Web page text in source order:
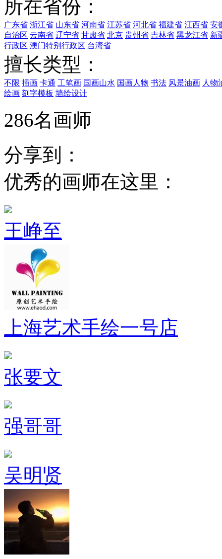
所在省份：
广东省 浙江省 山东省 河南省 江苏省 河北省 福建省 江西省 安
自治区 云南省 辽宁省 甘肃省 北京 贵州省 吉林省 黑龙江省 新
行政区 澳门特别行政区 台湾省
擅长类型：
不限 插画 卡通 工笔画 国画山水 国画人物 书法 风景油画 人物
绘画 刻字模板 墙绘设计
286名画师
分享到：
优秀的画师在这里：
王峥至
上海艺术手绘一号店
张要文
强哥哥
吴明贤